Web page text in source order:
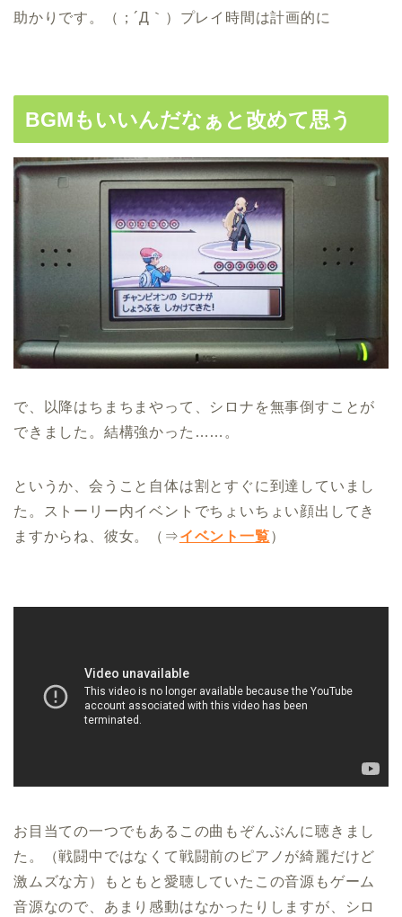
助かりです。（；´Д｀）プレイ時間は計画的に
BGMもいいんだなぁと改めて思う
で、以降はちまちまやって、シロナを無事倒すことが
できました。結構強かった……。
というか、会うこと自体は割とすぐに到達していまし
た。ストーリー内イベントでちょいちょい顔出してき
ますからね、彼女。（⇒イベント一覧）
お目当ての一つでもあるこの曲もぞんぶんに聴きまし
た。（戦闘中ではなくて戦闘前のピアノが綺麗だけど
激ムズな方）もともと愛聴していたこの音源もゲーム
音源なので、あまり感動はなかったりしますが、シロ